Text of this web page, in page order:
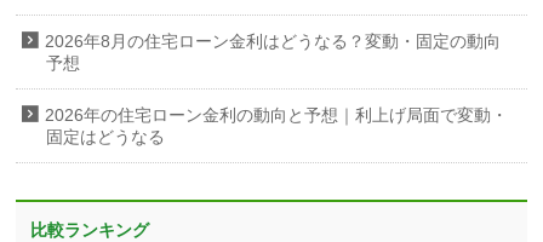
2026年8月の住宅ローン金利はどうなる？変動・固定の動向
予想
2026年の住宅ローン金利の動向と予想｜利上げ局面で変動・
固定はどうなる
比較ランキング